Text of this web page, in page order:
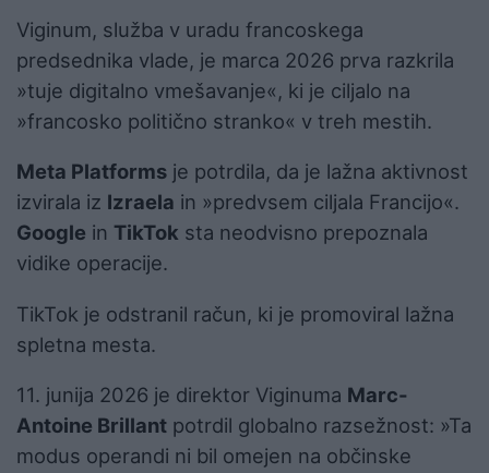
Viginum, služba v uradu francoskega
predsednika vlade, je marca 2026 prva razkrila
»tuje digitalno vmešavanje«, ki je ciljalo na
»francosko politično stranko« v treh mestih.
Meta Platforms je potrdila, da je lažna aktivnost
izvirala iz Izraela in »predvsem ciljala Francijo«.
Google in TikTok sta neodvisno prepoznala
vidike operacije.
TikTok je odstranil račun, ki je promoviral lažna
spletna mesta.
11. junija 2026 je direktor Viginuma Marc-
Antoine Brillant potrdil globalno razsežnost: »Ta
modus operandi ni bil omejen na občinske